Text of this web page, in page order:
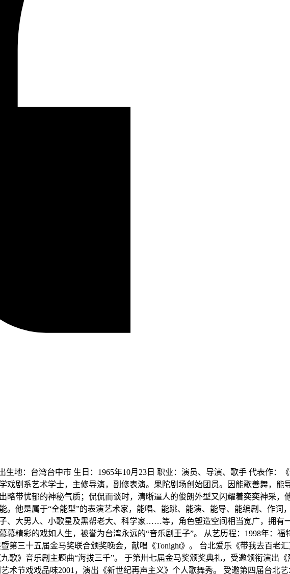
生地：台湾台中市 生日：1965年10月23日 职业：演员、导演、歌手 代表作：
戏剧系艺术学士，主修导演，副修表演。果陀剧场创始团员。因能歌善舞，
略带忧郁的神秘气质；侃侃而谈时，清晰逼人的俊朗外型又闪耀着奕奕神采，
。他是属于“全能型”的表演艺术家，能唱、能跳、能演、能导、能编剧、作
、大男人、小歌星及黑帮老大、科学家……等，角色塑造空间相当宽广，拥有
幕精彩的戏如人生，被誉为台湾永远的“音乐剧王子”。 从艺历程：1998年：
第三十五届金马奖联合颁奖晚会，献唱《Tonight》。 台北爱乐《带我去百老
歌》音乐剧主题曲“海拔三千”。 于第卅七届金马奖颁奖典礼，受邀领衔演出
术节戏戏品味2001，演出《新世纪再声主义》个人歌舞秀。 受邀第四届台北